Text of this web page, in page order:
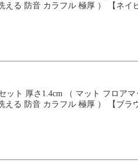
える 防音 カラフル 極厚 ） 【ネイ
ット 厚さ1.4cm （ マット フロア
える 防音 カラフル 極厚 ） 【ブラ